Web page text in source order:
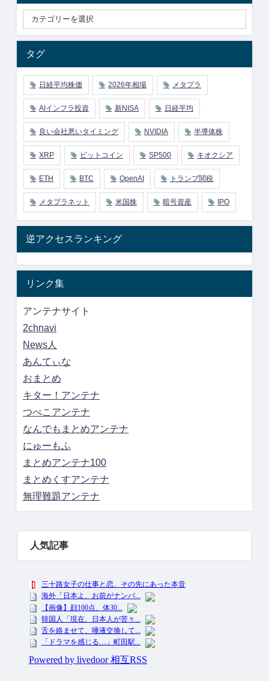
タグ
日経平均株価 2026年相場 メタプラ
AIインフラ投資 新NISA 日経平均
良い会社悪いタイミング NVIDIA 半導体株
XRP ビットコイン SP500 キオクシア
ETH BTC OpenAI トランプ関税
メタプラネット 米国株 暗号資産 IPO
逆アクセスランキング
リンク集
アンテナサイト
2chnavi
News人
あんてぃな
おまとめ
キター！アンテナ
つべこアンテナ
なんでもまとめアンテナ
にゅーもふ
まとめアンテナ100
まとめくすアンテナ
無理難題アンテナ
人気記事